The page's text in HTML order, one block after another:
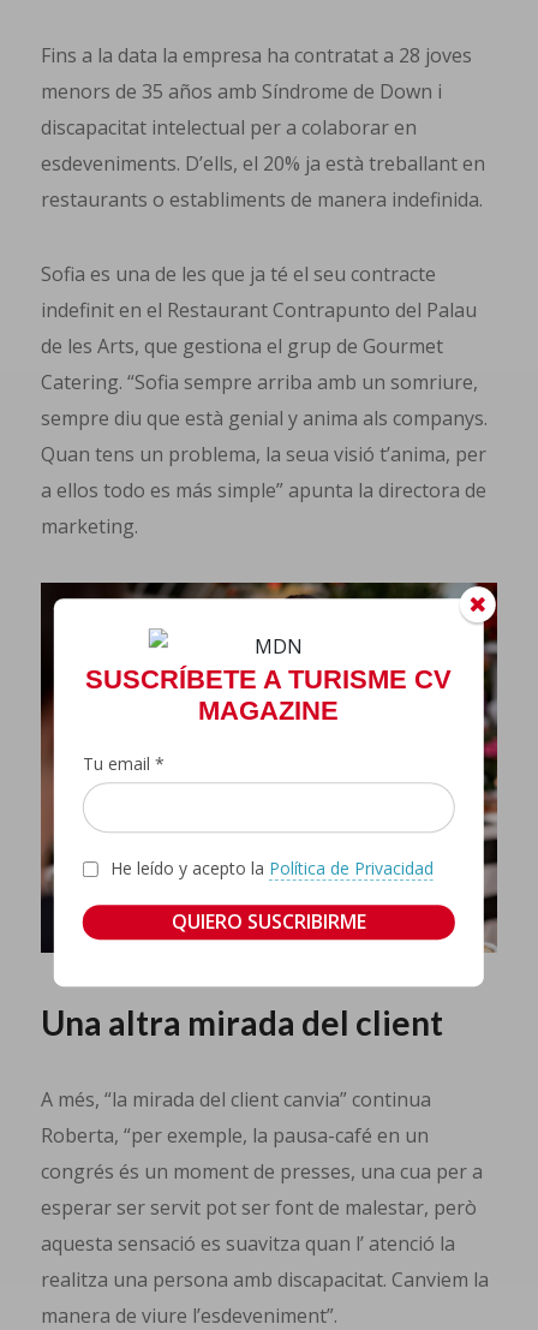
SUSCRÍBETE A TURISME CV
MAGAZINE
Tu email *
He leído y acepto la Política de Privacidad
Fins a la data la empresa ha contratat a 28 joves
menors de 35 años amb Síndrome de Down i
discapacitat intelectual per a colaborar en
esdeveniments. D’ells, el 20% ja està treballant en
restaurants o establiments de manera indefinida.
Sofia es una de les que ja té el seu contracte
indefinit en el Restaurant Contrapunto del Palau
de les Arts, que gestiona el grup de Gourmet
Catering. “Sofia sempre arriba amb un somriure,
sempre diu que està genial y anima als companys.
Quan tens un problema, la seua visió t’anima, per
a ellos todo es más simple” apunta la directora de
marketing.
Una altra mirada del client
A més, “la mirada del client canvia” continua
Roberta, “per exemple, la pausa-café en un
congrés és un moment de presses, una cua per a
esperar ser servit pot ser font de malestar, però
aquesta sensació es suavitza quan l’ atenció la
realitza una persona amb discapacitat. Canviem la
manera de viure l’esdeveniment”.